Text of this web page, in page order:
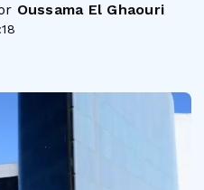
Oussama El Ghaouri